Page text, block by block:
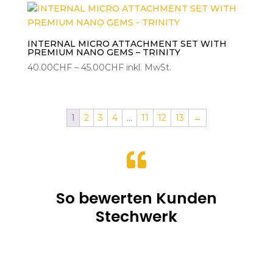
45.00CHF
INTERNAL MICRO ATTACHMENT SET WITH
PREMIUM NANO GEMS – TRINITY
40.00CHF – 45.00CHFPreisspanne:
45.00CHF
inkl. MwSt.
1 2 3 4 … 11 12 13 →

So bewerten Kunden
Stechwerk